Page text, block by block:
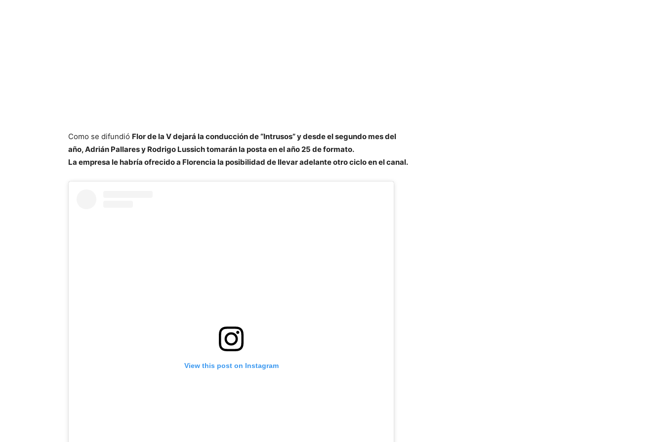
Como se difundió Flor de la V dejará la conducción de “Intrusos” y desde el segundo mes del
año, Adrián Pallares y Rodrigo Lussich tomarán la posta en el año 25 de formato.
La empresa le habría ofrecido a Florencia la posibilidad de llevar adelante otro ciclo en el canal.
View this post on Instagram